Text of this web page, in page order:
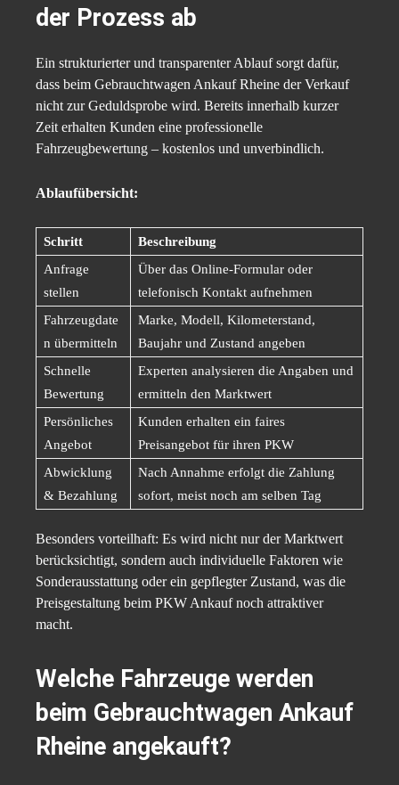
der Prozess ab
Ein strukturierter und transparenter Ablauf sorgt dafür,
dass beim Gebrauchtwagen Ankauf Rheine der Verkauf
nicht zur Geduldsprobe wird. Bereits innerhalb kurzer
Zeit erhalten Kunden eine professionelle
Fahrzeugbewertung – kostenlos und unverbindlich.
Ablaufübersicht:
Schritt
Beschreibung
Anfrage
stellen
Über das Online-Formular oder
telefonisch Kontakt aufnehmen
Fahrzeugdate
n übermitteln
Marke, Modell, Kilometerstand,
Baujahr und Zustand angeben
Schnelle
Bewertung
Experten analysieren die Angaben und
ermitteln den Marktwert
Persönliches
Angebot
Kunden erhalten ein faires
Preisangebot für ihren PKW
Abwicklung
& Bezahlung
Nach Annahme erfolgt die Zahlung
sofort, meist noch am selben Tag
Besonders vorteilhaft: Es wird nicht nur der Marktwert
berücksichtigt, sondern auch individuelle Faktoren wie
Sonderausstattung oder ein gepflegter Zustand, was die
Preisgestaltung beim PKW Ankauf noch attraktiver
macht.
Welche Fahrzeuge werden
beim Gebrauchtwagen Ankauf
Rheine angekauft?